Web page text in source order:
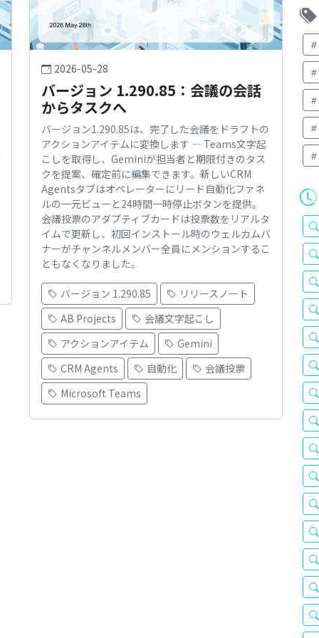
2026-05-28
バージョン 1.290.85：会議の会話
からタスクへ
バージョン1.290.85は、完了した会議をドラフトの
アクションアイテムに変換します — Teams文字起
こしを取得し、Geminiが担当者と期限付きのタス
クを提案、確定前に編集できます。新しいCRM
Agentsタブはオペレーターにリード自動化ファネ
ルの一元ビューと24時間一時停止ボタンを提供。
会議投票のアダプティブカードは投票数をリアルタ
イムで更新し、初回インストール時のウェルカムバ
ナーがチャンネルメンバー全員にメンションするこ
ともなくなりました。
バージョン 1.290.85
リリースノート
AB Projects
会議文字起こし
アクションアイテム
Gemini
CRM Agents
自動化
会議投票
Microsoft Teams